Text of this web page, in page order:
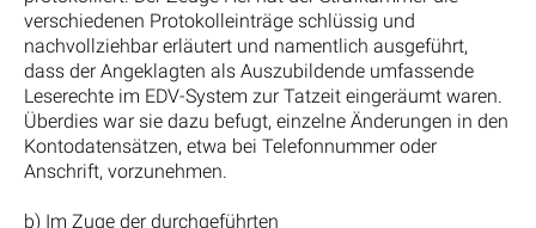
verschiedenen Protokolleinträge schlüssig und
nachvollziehbar erläutert und namentlich ausgeführt,
dass der Angeklagten als Auszubildende umfassende
Leserechte im EDV-System zur Tatzeit eingeräumt waren.
Überdies war sie dazu befugt, einzelne Änderungen in den
Kontodatensätzen, etwa bei Telefonnummer oder
Anschrift, vorzunehmen.
b) Im Zuge der durchgeführten